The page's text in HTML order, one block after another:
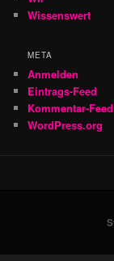
Wissenswert
META
Anmelden
Eintrags-Feed
Kommentar-Feed
WordPress.org